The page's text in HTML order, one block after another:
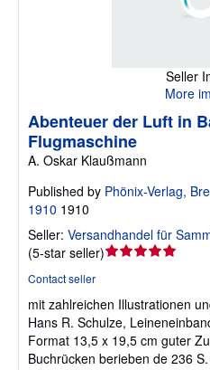
Seller
More
Abenteuer der Luft in
Flugmaschine
A. Oskar Klaußmann
Published by Phönix-Verlag,
1910 1910
Seller: Versandhandel für
(5-star seller)Seller
out
of
5
stars
Contact seller
mit zahlreichen Illustrationen
Hans R. Schulze,
Format 13,5 x 19,5 cm guter
Buchrücken berieben de 236